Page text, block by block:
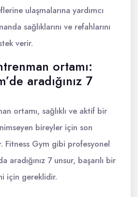
ulaşmalarına yardımcı
sağlıklarını ve refahlarını
verir.
ortamı:
aradığınız 7
ortamı, sağlıklı ve aktif bir
bireyler için son
Fitness Gym gibi profesyonel
aradığınız 7 unsur, başarılı bir
için gereklidir.